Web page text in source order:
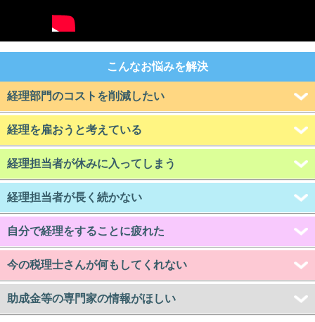
こんなお悩みを解決
経理部門のコストを削減したい
経理を雇おうと考えている
経理担当者が休みに入ってしまう
経理担当者が長く続かない
自分で経理をすることに疲れた
今の税理士さんが何もしてくれない
助成金等の専門家の情報がほしい